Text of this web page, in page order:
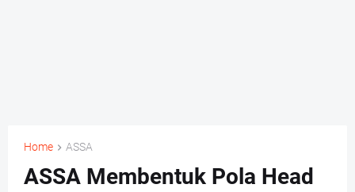
Home ASSA
ASSA Membentuk Pola Head